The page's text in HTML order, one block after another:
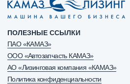
ПОЛЕЗНЫЕ ССЫЛКИ
ПАО «КАМАЗ»
ООО «Автозапчасть КАМАЗ»
АО «Лизинговая компания «КАМАЗ»
Политика конфиденциальности